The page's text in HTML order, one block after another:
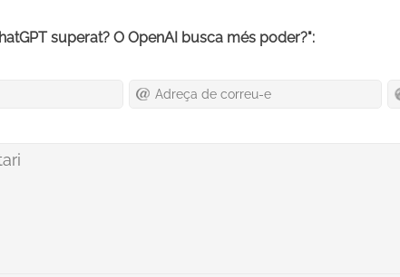
superat? O OpenAI busca més poder?":